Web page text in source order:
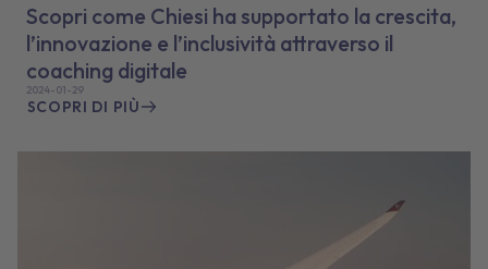
Scopri come Chiesi ha supportato la crescita,
l’innovazione e l’inclusività attraverso il
coaching digitale
2024-01-29
SCOPRI DI PIÙ